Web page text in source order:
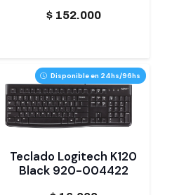
$152.000
Disponible en 24hs/96hs
Teclado Logitech K120
Black 920-004422